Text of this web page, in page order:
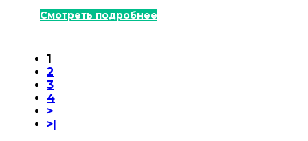
Смотреть подробнее
1
2
3
4
>
>|